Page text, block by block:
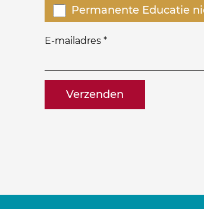
E-mailadres *
naam@bedrijf.nl
Welke
nieuwsbrieven
zou
willen
ontvangen?
Permanente Educatie